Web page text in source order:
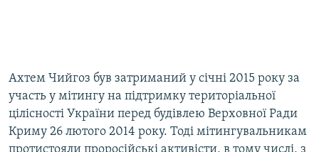
Ахтем Чийгоз був затриманий у січні 2015 року за
участь у мітингу на підтримку територіальної
цілісності України перед будівлею Верховної Ради
Криму 26 лютого 2014 року. Тоді мітингувальникам